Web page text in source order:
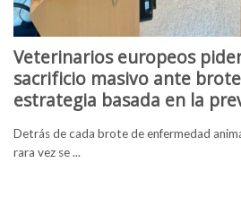
Veterinarios europeos
sacrificio masivo ante
estrategia basada en la
Detrás de cada brote de enfermedad
rara vez se ...